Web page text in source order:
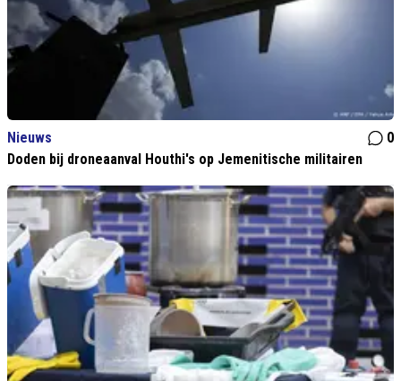
Nieuws
0
Doden bij droneaanval Houthi's op Jemenitische militairen